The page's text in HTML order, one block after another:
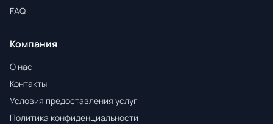
FAQ
Компания
О нас
Контакты
Условия предоставления услуг
Политика конфиденциальности